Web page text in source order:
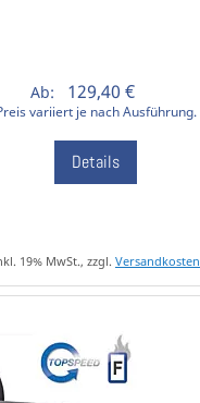
Ab: 129,40 €
variiert je nach Ausführung.
Details
19% MwSt., zzgl. Versandkosten